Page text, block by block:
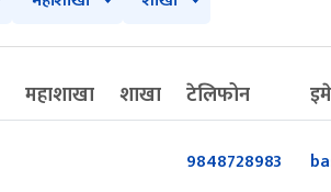
महाशाखा शाखा टेलिफोन
9848728983